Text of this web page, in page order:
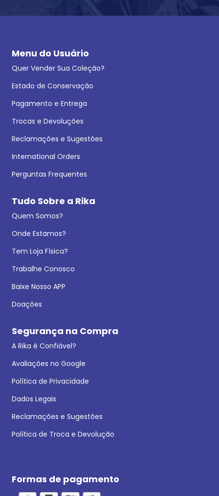
Menu do Usuário
Quer Vender Sua Coleção?
Estado de Conservação
Pagamento e Entrega
Trocas e Devoluções
Reclamações e Sugestões
International Orders
Perguntas Frequentes
Tudo Sobre a Rika
Quem Somos?
Onde Estamos?
Tem Loja Física?
Trabalhe Conosco
Baixe Nosso APP
Doações
Segurança na Compra
A Rika é Confiável?
Avaliações no Google
Política de Privacidade
Dados Legais
Reclamações e Sugestões
Política de Troca e Devolução
Formas de pagamento